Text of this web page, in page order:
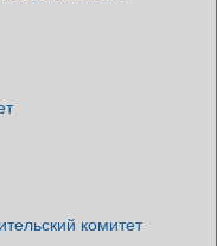
комитет